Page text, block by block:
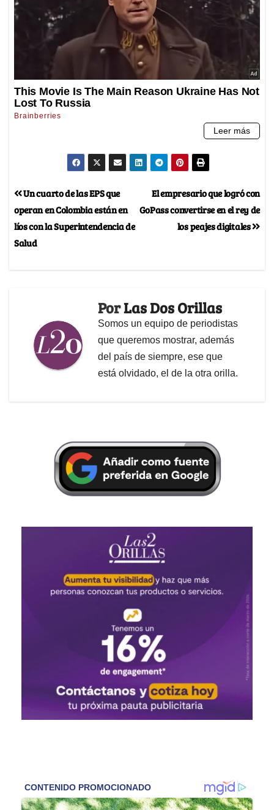
El empresario que logró con
GoPass convertirse en el rey de
los peajes digitales
Un cuarto de las EPS que
operan en Colombia están en
líos con la Superintendencia de
Salud
PorLas Dos Orillas
Somos un equipo de periodistas
que queremos mostrar, además
del país de siempre, ese que
está olvidado, el de la otra orilla.